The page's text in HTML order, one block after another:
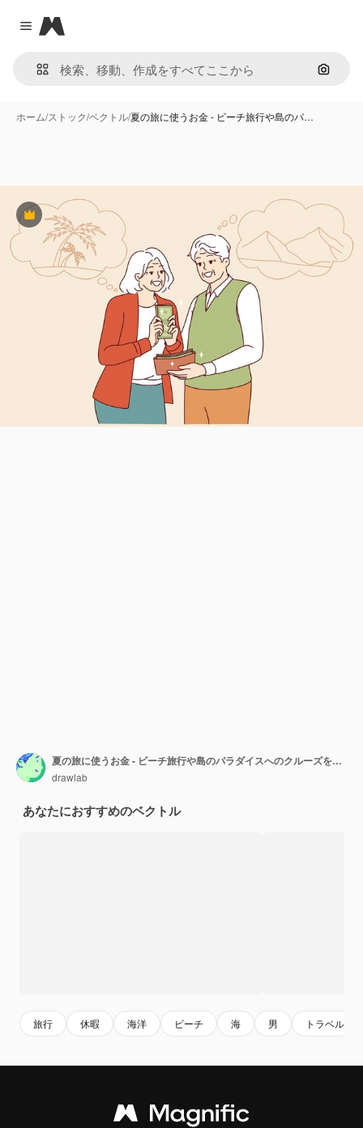
Close menu
Magnific
画像で
ホーム/ストック/ベクトル/夏の旅に使うお金 - ビーチ旅行や島のパ…
Premium
夏の旅に使うお金 - ビーチ旅行や島のパラダイスへのクルーズを夢見ている高齢者のために
drawlab
あなたにおすすめのベクトル
旅行 休暇 海洋 ビーチ 海 男 トラベル